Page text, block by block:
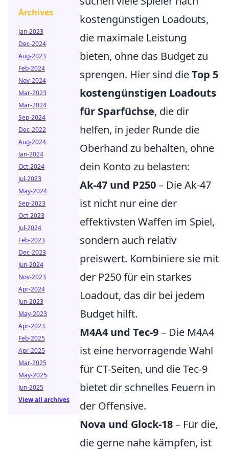
kostengünstigen Loadouts,
die maximale Leistung
bieten, ohne das Budget zu
sprengen. Hier sind dieTop 5
kostengünstigen Loadouts
für Sparfüchse, die dir
helfen, in jeder Runde die
Oberhand zu behalten, ohne
dein Konto zu belasten:
Ak-47 und P250– Die Ak-47
ist nicht nur eine der
effektivsten Waffen im Spiel,
sondern auch relativ
preiswert. Kombiniere sie mit
der P250 für ein starkes
Loadout, das dir bei jedem
Budget hilft.
M4A4 und Tec-9– Die M4A4
ist eine hervorragende Wahl
für CT-Seiten, und die Tec-9
bietet dir schnelles Feuern in
der Offensive.
Nova und Glock-18– Für die,
die gerne nahe kämpfen, ist
Archives
Jan-2023
Dec-2024
Aug-2023
Feb-2024
Nov-2024
Mar-2023
Mar-2024
Sep-2024
Dec-2022
Aug-2024
Jan-2024
Oct-2024
Jul-2023
May-2024
Sep-2023
Oct-2023
Jul-2024
Feb-2023
Dec-2023
Jun-2024
Nov-2023
Apr-2024
Jun-2023
May-2023
Apr-2023
Feb-2025
Apr-2025
Mar-2025
May-2025
Jun-2025
View all archives